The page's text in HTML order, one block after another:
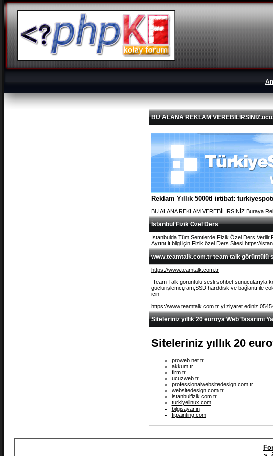
BU ALANA REKLAM
Reklam Yıllık 5000tl irtibat:
BU ALANA REKLAM VEREBİLİRSİNİZ.Buraya
İstanbul Fizik Özel Ders
İstanbulda Tüm Semtlerde Fizik Özel Ders
Ayrıntılı bilgi için Fizik özel Ders Sitesi https://
www.teamtalk.com.tr team talk görüntülü
https://www.teamtalk.com.tr
Team Talk görüntülü sesli sohbet sunucularıyla
güçlü işlemci,ram,SSD harddisk ve bağlantı ile
için
https://www.teamtalk.com.tryi ziyaret
Siteleriniz yıllık 20 euroya Web Tasarımı
Siteleriniz yıllık 20
proweb.net.tr
akkum.tr
firm.tr
ucuzweb.tr
professionalwebsitedesign.com.tr
websitedesign.com.tr
istanbulfizik.com.tr
turkiyelinux.com
bilgisayar.in
fitpainting.com